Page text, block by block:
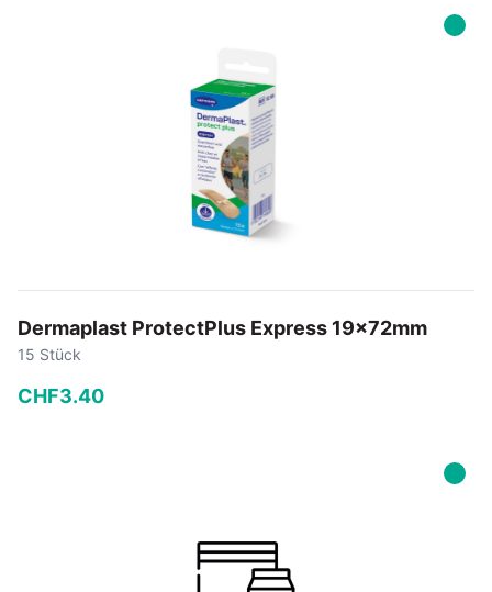
Dermaplast ProtectPlus Express 19x72mm
15 Stück
CHF3.40